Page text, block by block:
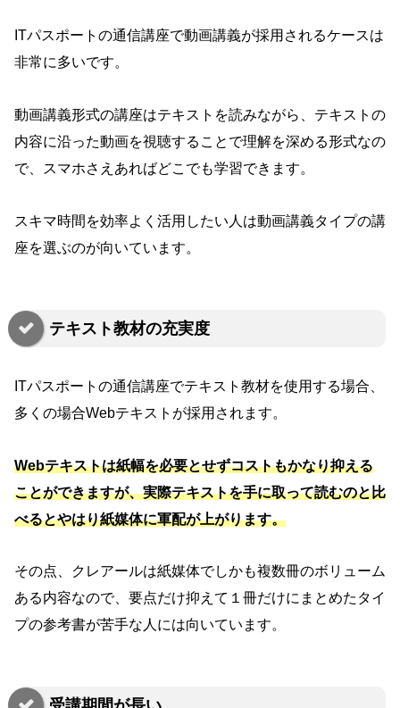
ITパスポートの通信講座で動画講義が採用されるケースは
非常に多いです。
動画講義形式の講座はテキストを読みながら、テキストの
内容に沿った動画を視聴することで理解を深める形式なの
で、スマホさえあればどこでも学習できます。
スキマ時間を効率よく活用したい人は動画講義タイプの講
座を選ぶのが向いています。
テキスト教材の充実度
ITパスポートの通信講座でテキスト教材を使用する場合、
多くの場合Webテキストが採用されます。
Webテキストは紙幅を必要とせずコストもかなり抑える
ことができますが、実際テキストを手に取って読むのと比
べるとやはり紙媒体に軍配が上がります。
その点、クレアールは紙媒体でしかも複数冊のボリューム
ある内容なので、要点だけ抑えて１冊だけにまとめたタイ
プの参考書が苦手な人には向いています。